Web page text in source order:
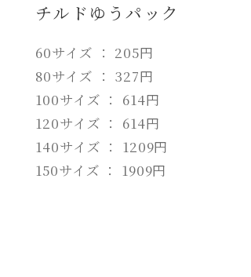
チルドゆうパック
60サイズ ： 205円
80サイズ ： 327円
100サイズ ： 614円
120サイズ ： 614円
140サイズ ： 1209円
150サイズ ： 1909円